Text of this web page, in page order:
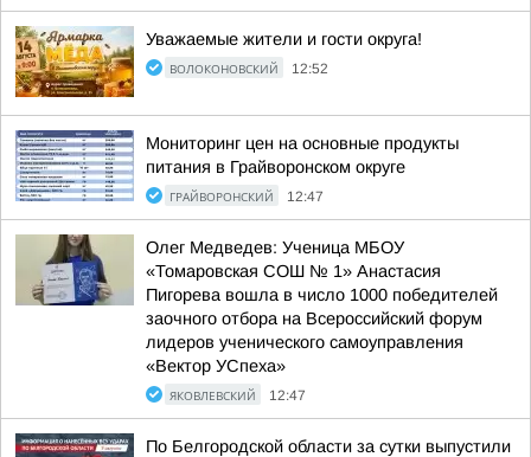
Уважаемые жители и гости округа!
ВОЛОКОНОВСКИЙ 12:52
Мониторинг цен на основные продукты
питания в Грайворонском округе
ГРАЙВОРОНСКИЙ 12:47
Олег Медведев: Ученица МБОУ
«Томаровская СОШ № 1» Анастасия
Пигорева вошла в число 1000 победителей
заочного отбора на Всероссийский форум
лидеров ученического самоуправления
«Вектор УСпеха»
ЯКОВЛЕВСКИЙ 12:47
По Белгородской области за сутки выпустили